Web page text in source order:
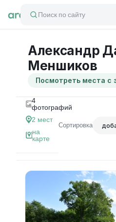
Поиск по сайту
Александр
Меншиков
Посмотреть места с
4
фотографий
2 мест
на
карте
Сортировка